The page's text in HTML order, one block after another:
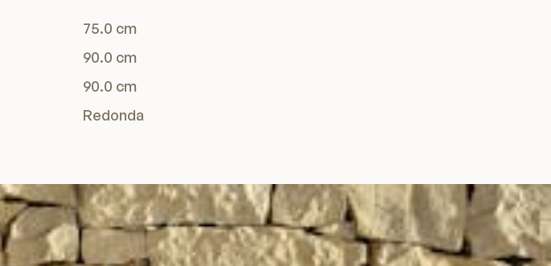
75.0 cm
90.0 cm
90.0 cm
Redonda